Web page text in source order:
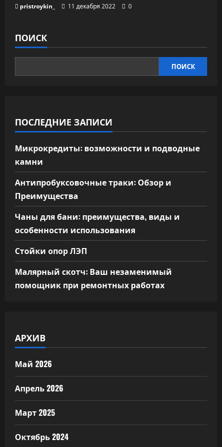
pristroykin_ 11 декабря 2022 0
ПОИСК
ПОИСК
ПОСЛЕДНИЕ ЗАПИСИ
Микрокредиты: возможности и подводные
камни
Антипробуксовочные траки: Обзор и
Преимущества
Чаны для бани: преимущества, виды и
особенности использования
Стойки опор ЛЭП
Малярный скотч: Ваш незаменимый
помощник при ремонтных работах
АРХИВ
Май 2026
Апрель 2026
Март 2025
Октябрь 2024